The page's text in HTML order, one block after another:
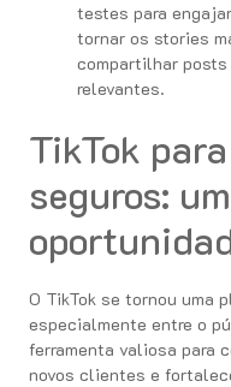
testes para
tornar os stories
compartilhar
relevantes.
TikTok
seguros:
O TikTok se tornou uma
especialmente entre o
ferramenta valiosa para
novos clientes e